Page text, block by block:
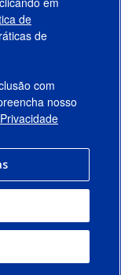
de
de
com
nosso